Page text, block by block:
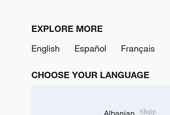
EXPLORE MORE
English
Español Français
CHOOSE YOUR LANGUAGE
Albanian Shqip